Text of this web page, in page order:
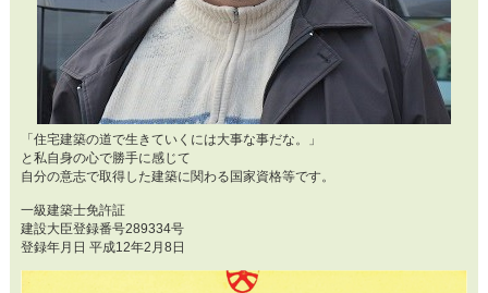
「住宅建築の道で生きていくには大事な事だな。」
と私自身の心で勝手に感じて
自分の意志で取得した建築に関わる国家資格等です。
一級建築士免許証
建設大臣登録番号289334号
登録年月日 平成12年2月8日